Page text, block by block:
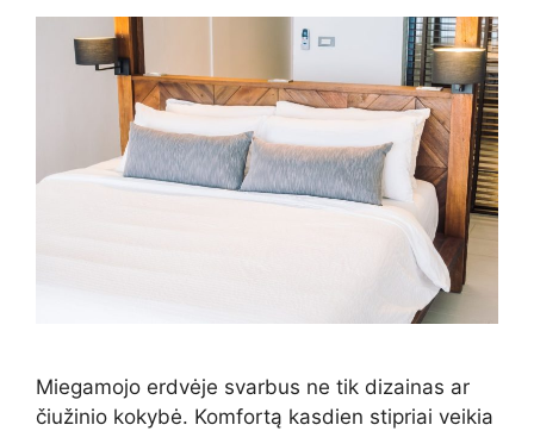
Miegamojo erdvėje svarbus ne tik dizainas ar
čiužinio kokybė. Komfortą kasdien stipriai veikia